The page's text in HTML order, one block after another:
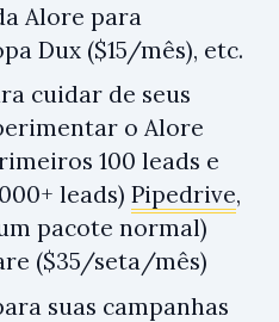
Alore para
Dux ($15/mês), etc.
cuidar de seus
o Alore
100 leads e
leads) Pipedrive,
pacote normal)
($35/seta/mês)
suas campanhas